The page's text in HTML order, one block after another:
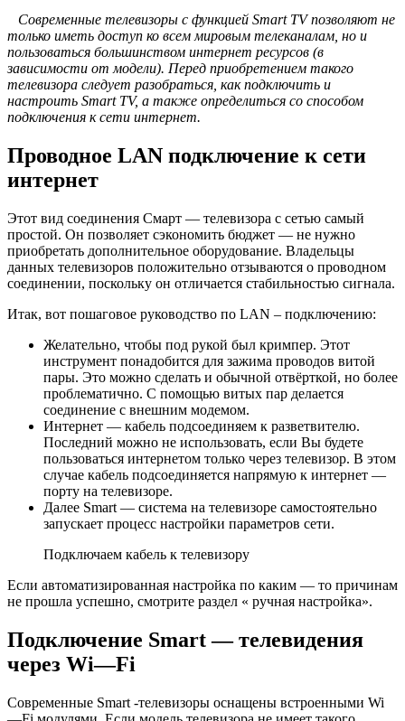
Современные телевизоры с функцией Smart TV позволяют не
только иметь доступ ко всем мировым телеканалам, но и
пользоваться большинством интернет ресурсов (в
зависимости от модели). Перед приобретением такого
телевизора следует разобраться, как подключить и
настроить Smart TV, а также определиться со способом
подключения к сети интернет.
Проводное LAN подключение к сети
интернет
Этот вид соединения Смарт — телевизора с сетью самый
простой. Он позволяет сэкономить бюджет — не нужно
приобретать дополнительное оборудование. Владельцы
данных телевизоров положительно отзываются о проводном
соединении, поскольку он отличается стабильностью сигнала.
Итак, вот пошаговое руководство по LAN – подключению:
Желательно, чтобы под рукой был кримпер. Этот
инструмент понадобится для зажима проводов витой
пары. Это можно сделать и обычной отвёрткой, но более
проблематично. С помощью витых пар делается
соединение с внешним модемом.
Интернет — кабель подсоединяем к разветвителю.
Последний можно не использовать, если Вы будете
пользоваться интернетом только через телевизор. В этом
случае кабель подсоединяется напрямую к интернет —
порту на телевизоре.
Далее Smart — система на телевизоре самостоятельно
запускает процесс настройки параметров сети.
Подключаем кабель к телевизору
Если автоматизированная настройка по каким — то причинам
не прошла успешно, смотрите раздел « ручная настройка».
Подключение Smart — телевидения
через Wi—Fi
Современные Smart -телевизоры оснащены встроенными Wi